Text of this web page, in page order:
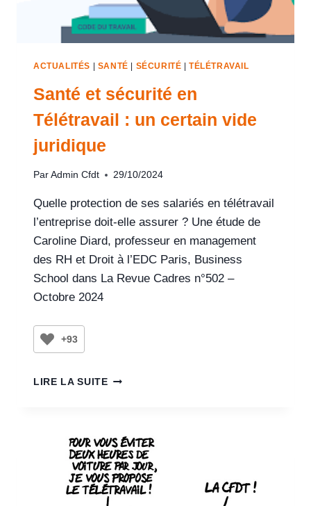
ACTUALITÉS | SANTÉ | SÉCURITÉ |TÉLÉTRAVAIL
Santé et sécurité en
Télétravail : un certain vide
juridique
Par Admin Cfdt 29/10/2024
Quelle protection de ses salariés en télétravail
l’entreprise doit-elle assurer ? Une étude de
Caroline Diard, professeur en management
des RH et Droit à l’EDC Paris, Business
School dans La Revue Cadres n°502 –
Octobre 2024
+93
LIRE LA SUITE